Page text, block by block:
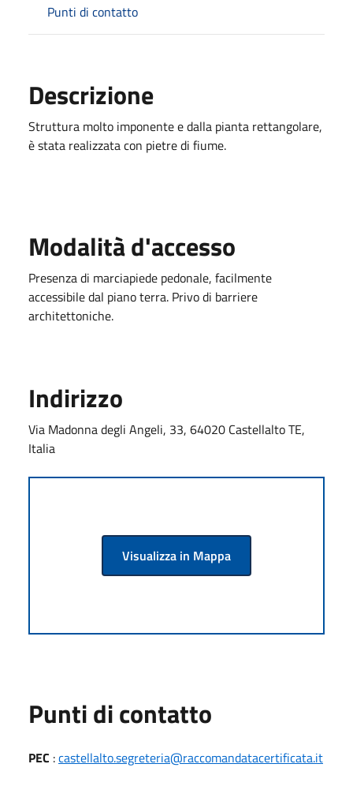
Punti di contatto
Descrizione
Struttura molto imponente e dalla pianta rettangolare,
è stata realizzata con pietre di fiume.
Modalità d'accesso
Presenza di marciapiede pedonale, facilmente
accessibile dal piano terra. Privo di barriere
architettoniche.
Indirizzo
Via Madonna degli Angeli, 33, 64020 Castellalto TE,
Italia
Visualizza in Mappa
Punti di contatto
PEC :castellalto.segreteria@raccomandatacertificata.it